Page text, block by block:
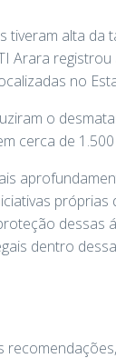
tiveram alta
Arara
no
o
cerca de
dessas
dentro